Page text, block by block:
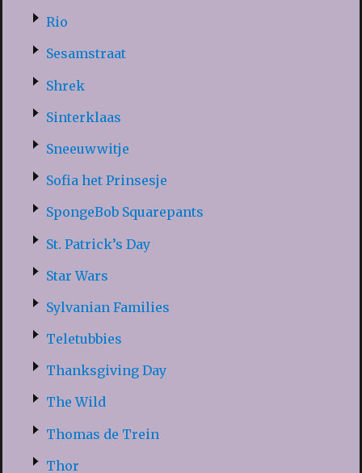
Rio
Sesamstraat
Shrek
Sinterklaas
Sneeuwwitje
Sofia het Prinsesje
SpongeBob Squarepants
St. Patrick’s Day
Star Wars
Sylvanian Families
Teletubbies
Thanksgiving Day
The Wild
Thomas de Trein
Thor